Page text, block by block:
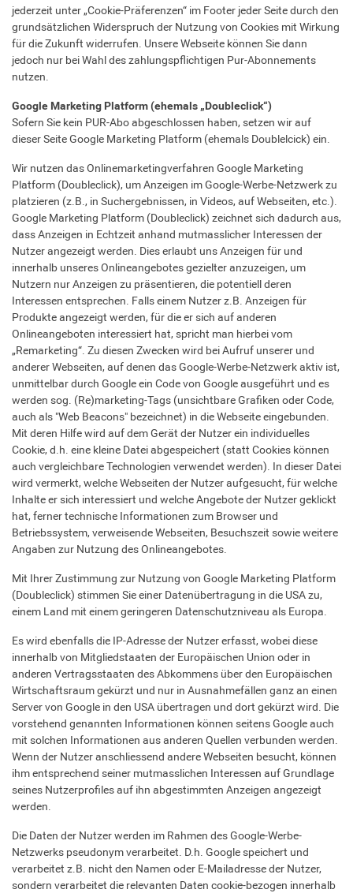
jederzeit unter „Cookie-Präferenzen“ im Footer jeder Seite durch den
grundsätzlichen Widerspruch der Nutzung von Cookies mit Wirkung
für die Zukunft widerrufen. Unsere Webseite können Sie dann
jedoch nur bei Wahl des zahlungspflichtigen Pur-Abonnements
nutzen.
Google Marketing Platform (ehemals „Doubleclick“)
Sofern Sie kein PUR-Abo abgeschlossen haben, setzen wir auf
dieser Seite Google Marketing Platform (ehemals Doublelcick) ein.
Wir nutzen das Onlinemarketingverfahren Google Marketing
Platform (Doubleclick), um Anzeigen im Google-Werbe-Netzwerk zu
platzieren (z.B., in Suchergebnissen, in Videos, auf Webseiten, etc.).
Google Marketing Platform (Doubleclick) zeichnet sich dadurch aus,
dass Anzeigen in Echtzeit anhand mutmasslicher Interessen der
Nutzer angezeigt werden. Dies erlaubt uns Anzeigen für und
innerhalb unseres Onlineangebotes gezielter anzuzeigen, um
Nutzern nur Anzeigen zu präsentieren, die potentiell deren
Interessen entsprechen. Falls einem Nutzer z.B. Anzeigen für
Produkte angezeigt werden, für die er sich auf anderen
Onlineangeboten interessiert hat, spricht man hierbei vom
„Remarketing“. Zu diesen Zwecken wird bei Aufruf unserer und
anderer Webseiten, auf denen das Google-Werbe-Netzwerk aktiv ist,
unmittelbar durch Google ein Code von Google ausgeführt und es
werden sog. (Re)marketing-Tags (unsichtbare Grafiken oder Code,
auch als "Web Beacons" bezeichnet) in die Webseite eingebunden.
Mit deren Hilfe wird auf dem Gerät der Nutzer ein individuelles
Cookie, d.h. eine kleine Datei abgespeichert (statt Cookies können
auch vergleichbare Technologien verwendet werden). In dieser Datei
wird vermerkt, welche Webseiten der Nutzer aufgesucht, für welche
Inhalte er sich interessiert und welche Angebote der Nutzer geklickt
hat, ferner technische Informationen zum Browser und
Betriebssystem, verweisende Webseiten, Besuchszeit sowie weitere
Angaben zur Nutzung des Onlineangebotes.
Mit Ihrer Zustimmung zur Nutzung von Google Marketing Platform
(Doubleclick) stimmen Sie einer Datenübertragung in die USA zu,
einem Land mit einem geringeren Datenschutzniveau als Europa.
Es wird ebenfalls die IP-Adresse der Nutzer erfasst, wobei diese
innerhalb von Mitgliedstaaten der Europäischen Union oder in
anderen Vertragsstaaten des Abkommens über den Europäischen
Wirtschaftsraum gekürzt und nur in Ausnahmefällen ganz an einen
Server von Google in den USA übertragen und dort gekürzt wird. Die
vorstehend genannten Informationen können seitens Google auch
mit solchen Informationen aus anderen Quellen verbunden werden.
Wenn der Nutzer anschliessend andere Webseiten besucht, können
ihm entsprechend seiner mutmasslichen Interessen auf Grundlage
seines Nutzerprofiles auf ihn abgestimmten Anzeigen angezeigt
werden.
Die Daten der Nutzer werden im Rahmen des Google-Werbe-
Netzwerks pseudonym verarbeitet. D.h. Google speichert und
verarbeitet z.B. nicht den Namen oder E-Mailadresse der Nutzer,
sondern verarbeitet die relevanten Daten cookie-bezogen innerhalb